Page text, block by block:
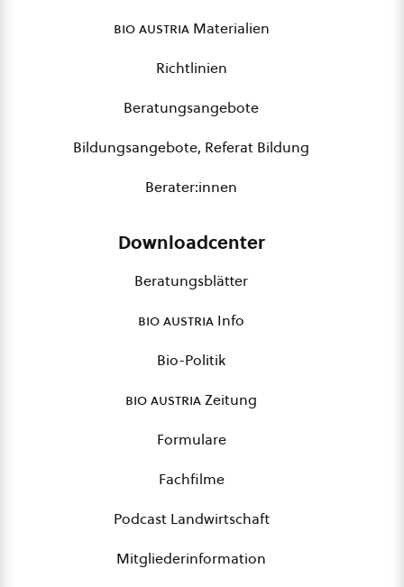
bio austriaMaterialien
Richtlinien
Beratungsangebote
Bildungsangebote, Referat Bildung
Berater:innen
Downloadcenter
Beratungsblätter
bio austria Info
Bio-Politik
bio austriaZeitung
Formulare
Fachfilme
Podcast Landwirtschaft
Mitgliederinformation